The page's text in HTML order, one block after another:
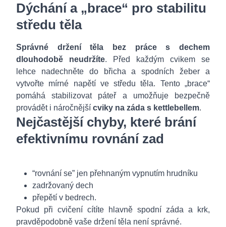
Dýchání a „brace“ pro stabilitu
středu těla
Správné držení těla bez práce s dechem
dlouhodobě neudržíte. Před každým cvikem se
lehce nadechněte do břicha a spodních žeber a
vytvořte mírné napětí ve středu těla. Tento „brace“
pomáhá stabilizovat páteř a umožňuje bezpečně
provádět i náročnější cviky na záda s kettlebellem.
Nejčastější chyby, které brání
efektivnímu rovnání zad
“rovnání se” jen přehnaným vypnutím hrudníku
zadržovaný dech
přepětí v bedrech.
Pokud při cvičení cítíte hlavně spodní záda a krk,
pravděpodobně vaše držení těla není správné.